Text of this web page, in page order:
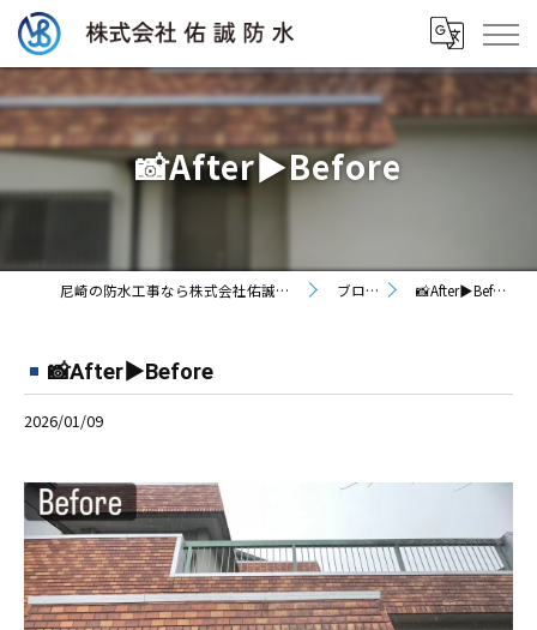
📸After▶︎Before
尼崎の防水工事なら株式会社佑誠防水 ブログ 📸After▶︎Before
📸After▶︎Before
2026/01/09